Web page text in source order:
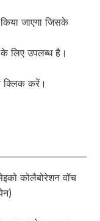
जाएगा जिसके
लिए उपलब्ध है।
क्लिक करें।
कोलैबोरेशन वॉच